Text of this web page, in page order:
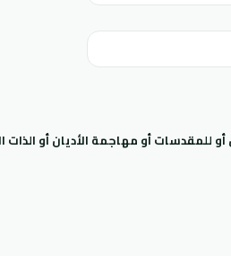
للمقدسات أو مهاجمة الأديان أو الذات